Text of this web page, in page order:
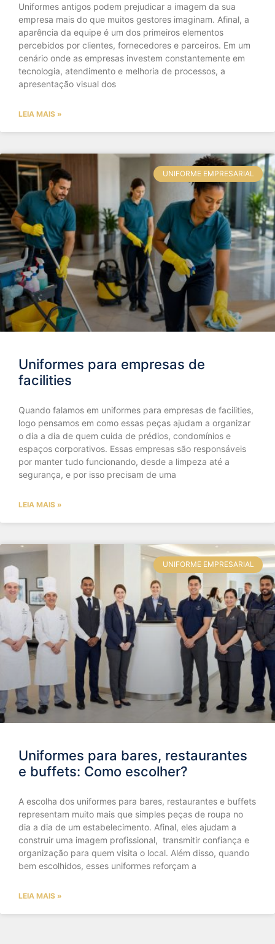
Uniformes antigos podem prejudicar a imagem da sua
empresa mais do que muitos gestores imaginam. Afinal, a
aparência da equipe é um dos primeiros elementos
percebidos por clientes, fornecedores e parceiros. Em um
cenário onde as empresas investem constantemente em
tecnologia, atendimento e melhoria de processos, a
apresentação visual dos
LEIA MAIS »
UNIFORME EMPRESARIAL
Uniformes para empresas de
facilities
Quando falamos em uniformes para empresas de facilities,
logo pensamos em como essas peças ajudam a organizar
o dia a dia de quem cuida de prédios, condomínios e
espaços corporativos. Essas empresas são responsáveis
por manter tudo funcionando, desde a limpeza até a
segurança, e por isso precisam de uma
LEIA MAIS »
UNIFORME EMPRESARIAL
Uniformes para bares, restaurantes
e buffets: Como escolher?
A escolha dos uniformes para bares, restaurantes e buffets
representam muito mais que simples peças de roupa no
dia a dia de um estabelecimento. Afinal, eles ajudam a
construir uma imagem profissional, transmitir confiança e
organização para quem visita o local. Além disso, quando
bem escolhidos, esses uniformes reforçam a
LEIA MAIS »